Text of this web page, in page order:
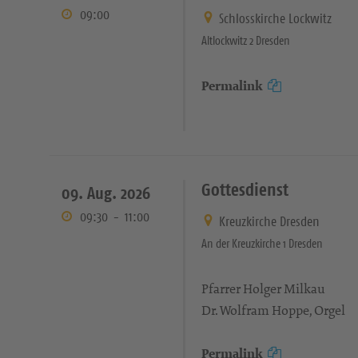
09:00 Schlosskirche Lockwitz
Altlockwitz 2 Dresden
Permalink
09. Aug. 2026
09:30 - 11:00
Gottesdienst
Kreuzkirche Dresden
An der Kreuzkirche 1 Dresden
Pfarrer Holger Milkau
Dr. Wolfram Hoppe, Orgel
Permalink